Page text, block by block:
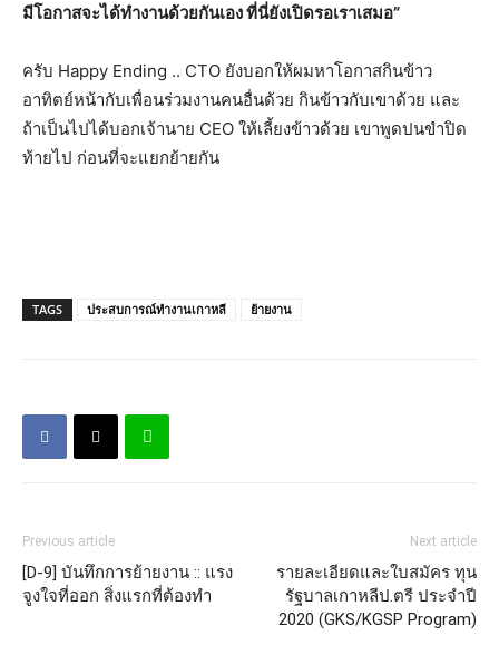
มีโอกาสจะได้ทำงานด้วยกันเอง ที่นี่ยังเปิดรอเราเสมอ”
ครับ Happy Ending .. CTO ยังบอกให้ผมหาโอกาสกินข้าว
อาทิตย์หน้ากับเพื่อนร่วมงานคนอื่นด้วย กินข้าวกับเขาด้วย และ
ถ้าเป็นไปได้บอกเจ้านาย CEO ให้เลี้ยงข้าวด้วย เขาพูดปนขำปิด
ท้ายไป ก่อนที่จะแยกย้ายกัน
TAGS ประสบการณ์ทำงานเกาหลี ย้ายงาน
Previous article
[D-9] บันทึกการย้ายงาน :: แรง
จูงใจที่ออก สิ่งแรกที่ต้องทำ
Next article
รายละเอียดและใบสมัคร ทุน
รัฐบาลเกาหลีป.ตรี ประจำปี
2020 (GKS/KGSP Program)